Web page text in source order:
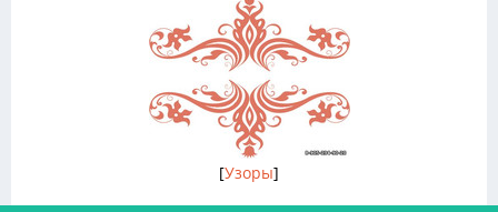
[Узоры]